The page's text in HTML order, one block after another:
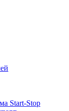
Start-Stop